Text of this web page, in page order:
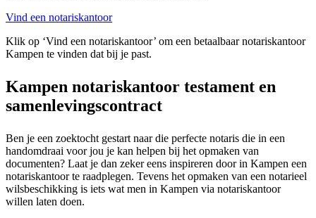
Vind een notariskantoor
Klik op ‘Vind een notariskantoor’ om een betaalbaar notariskantoor
Kampen te vinden dat bij je past.
Kampen notariskantoor testament en
samenlevingscontract
Ben je een zoektocht gestart naar die perfecte notaris die in een
handomdraai voor jou je kan helpen bij het opmaken van
documenten? Laat je dan zeker eens inspireren door in Kampen een
notariskantoor te raadplegen. Tevens het opmaken van een notarieel
wilsbeschikking is iets wat men in Kampen via notariskantoor
willen laten doen.